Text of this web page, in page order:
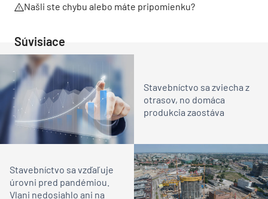
Našli ste chybu alebo máte pripomienku?
Súvisiace
Stavebníctvo sa zviecha z
otrasov, no domáca
produkcia zaostáva
Stavebníctvo sa vzďaľuje
úrovni pred pandémiou.
Vlani nedosiahlo ani na